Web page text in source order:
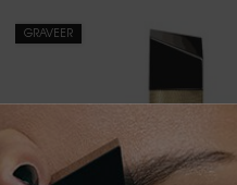
GRAVEER